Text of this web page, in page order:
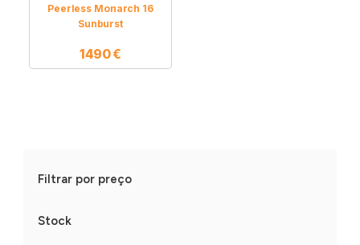
Filtrar por preço
Stock
Peerless Monarch 16
Sunburst
1490€